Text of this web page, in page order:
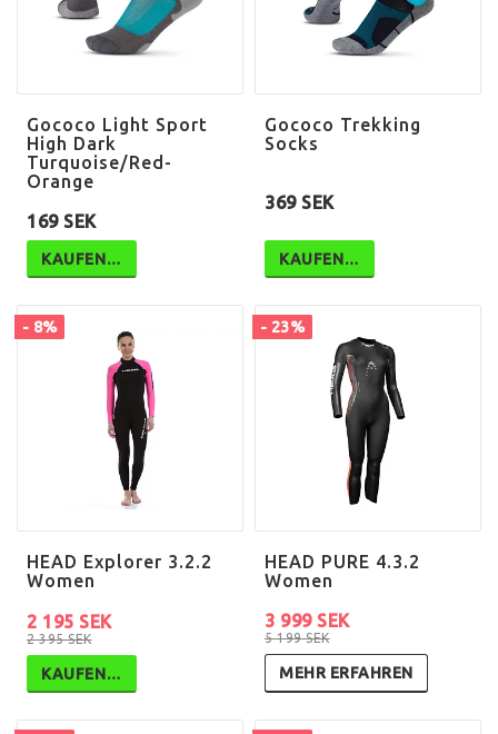
Gococo Light Sport
High Dark
Turquoise/Red-
Orange
169 SEK
KAUFEN…
Gococo Trekking
Socks
369 SEK
KAUFEN…
- 8%
HEAD Explorer 3.2.2
Women
2 395 SEK
2 195 SEK
KAUFEN…
- 23%
HEAD PURE 4.3.2
Women
5 199 SEK
3 999 SEK
MEHR ERFAHREN